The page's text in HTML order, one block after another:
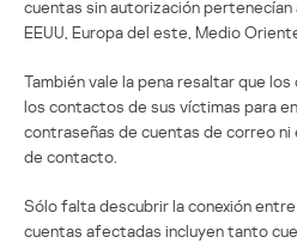
cuentas sin autorización pertenecían
EEUU, Europa del este, Medio
También vale la pena resaltar que
los contactos de sus víctimas para
contraseñas de cuentas de correo ni
de contacto.
Sólo falta descubrir la conexión
cuentas afectadas incluyen tanto